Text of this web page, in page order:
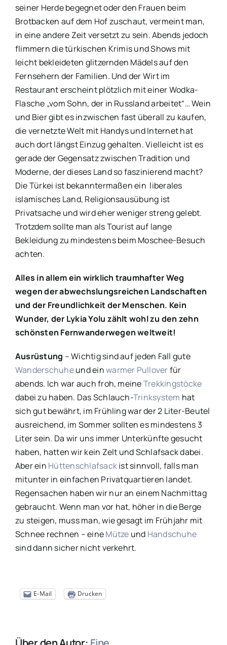
seiner Herde begegnet oder den Frauen beim
Brotbacken auf dem Hof zuschaut, vermeint man,
in eine andere Zeit versetzt zu sein. Abends jedoch
flimmern die türkischen Krimis und Shows mit
leicht bekleideten glitzernden Mädels auf den
Fernsehern der Familien. Und der Wirt im
Restaurant erscheint plötzlich mit einer Wodka-
Flasche „vom Sohn, der in Russland arbeitet“… Wein
und Bier gibt es inzwischen fast überall zu kaufen,
die vernetzte Welt mit Handys und Internet hat
auch dort längst Einzug gehalten. Vielleicht ist es
gerade der Gegensatz zwischen Tradition und
Moderne, der dieses Land so faszinierend macht?
Die Türkei ist bekanntermaßen ein liberales
islamisches Land, Religionsausübung ist
Privatsache und wird eher weniger streng gelebt.
Trotzdem sollte man als Tourist auf lange
Bekleidung zu mindestens beim Moschee-Besuch
achten.
Alles in allem ein wirklich traumhafter Weg
wegen der abwechslungsreichen Landschaften
und der Freundlichkeit der Menschen. Kein
Wunder, der Lykia Yolu zählt wohl zu den zehn
schönsten Fernwanderwegen weltweit!
Ausrüstung – Wichtig sind auf jeden Fall gute
Wanderschuheund einwarmer Pulloverfür
abends. Ich war auch froh, meineTrekkingstöcke
dabei zu haben. Das Schlauch-Trinksystem hat
sich gut bewährt, im Frühling war der 2 Liter-Beutel
ausreichend, im Sommer sollten es mindestens 3
Liter sein. Da wir uns immer Unterkünfte gesucht
haben, hatten wir kein Zelt und Schlafsack dabei.
Aber ein Hüttenschlafsackist sinnvoll, falls man
mitunter in einfachen Privatquartieren landet.
Regensachen haben wir nur an einem Nachmittag
gebraucht. Wenn man vor hat, höher in die Berge
zu steigen, muss man, wie gesagt im Frühjahr mit
Schnee rechnen – eineMütze und Handschuhe
sind dann sicher nicht verkehrt.
E-Mail Drucken